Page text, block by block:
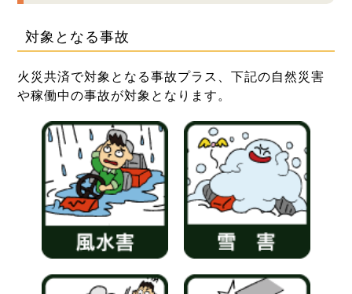
対象となる事故
火災共済で対象となる事故プラス、下記の自然災害
や稼働中の事故が対象となります。